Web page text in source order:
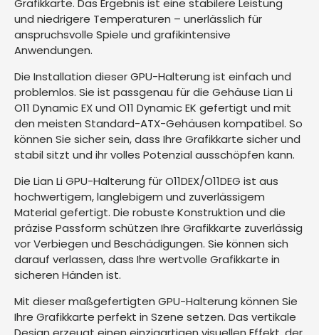
Grafikkarte. Das Ergebnis ist eine stabilere Leistung
und niedrigere Temperaturen – unerlässlich für
anspruchsvolle Spiele und grafikintensive
Anwendungen.
Die Installation dieser GPU-Halterung ist einfach und
problemlos. Sie ist passgenau für die Gehäuse Lian Li
O11 Dynamic EX und O11 Dynamic EK gefertigt und mit
den meisten Standard-ATX-Gehäusen kompatibel. So
können Sie sicher sein, dass Ihre Grafikkarte sicher und
stabil sitzt und ihr volles Potenzial ausschöpfen kann.
Die Lian Li GPU-Halterung für O11DEX/O11DEG ist aus
hochwertigem, langlebigem und zuverlässigem
Material gefertigt. Die robuste Konstruktion und die
präzise Passform schützen Ihre Grafikkarte zuverlässig
vor Verbiegen und Beschädigungen. Sie können sich
darauf verlassen, dass Ihre wertvolle Grafikkarte in
sicheren Händen ist.
Mit dieser maßgefertigten GPU-Halterung können Sie
Ihre Grafikkarte perfekt in Szene setzen. Das vertikale